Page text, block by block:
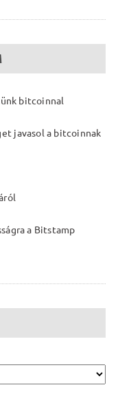
bitcoinnal
javasol a bitcoinnak
a Bitstamp